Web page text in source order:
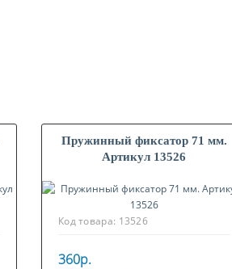
Пружинный фиксатор 71 мм.
Артикул 13526
Код товара: 13526
360р.